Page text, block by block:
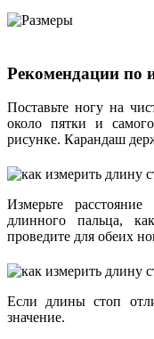
Рекомендации по
Поставьте ногу на
около пятки и
рисунке. Карандаш
Измерьте
длинного пальца,
проведите для обеих
Если длины стоп
значение.